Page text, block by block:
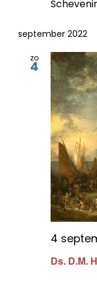
september 2022
zo
4
Ds. D.M.
4